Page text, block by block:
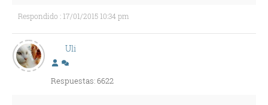
Respondido : 17/01/2015 10:34 pm
Uli
Respuestas: 6622